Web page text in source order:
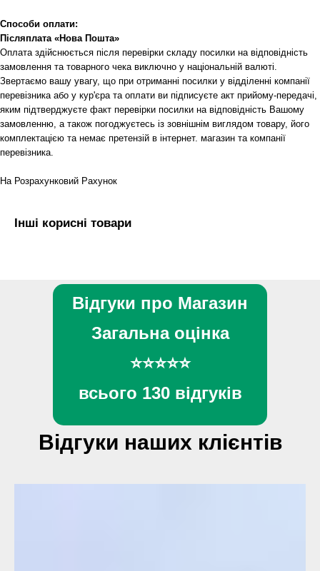
Способи оплати:
Післяплата «Нова Пошта»
Оплата здійснюється після перевірки складу посилки на відповідність
замовлення та товарного чека виключно у національній валюті.
Звертаємо вашу увагу, що при отриманні посилки у відділенні компанії
перевізника або у кур'єра та оплати ви підписуєте акт прийому-передачі,
яким підтверджуєте факт перевірки посилки на відповідність Вашому
замовленню, а також погоджуєтесь із зовнішнім виглядом товару, його
комплектацією та немає претензій в інтернет. магазин та компанії
перевізника.
На Розрахунковий Рахунок
Інші корисні товари
Відгуки про Магазин
Загальна оцінка
⭐⭐⭐⭐⭐
всього 130 відгуків
Відгуки наших клієнтів